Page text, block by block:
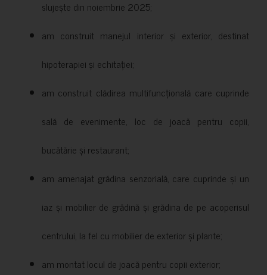
slujește din noiembrie 2025;
am construit manejul interior și exterior, destinat
hipoterapiei și echitației;
am construit clădirea multifuncțională care cuprinde
sală de evenimente, loc de joacă pentru copii,
bucătărie și restaurant;
am amenajat grădina senzorială, care cuprinde și un
iaz și mobilier de grădină și grădina de pe acoperisul
centrului, la fel cu mobilier de exterior și plante;
am montat locul de joacă pentru copii exterior;